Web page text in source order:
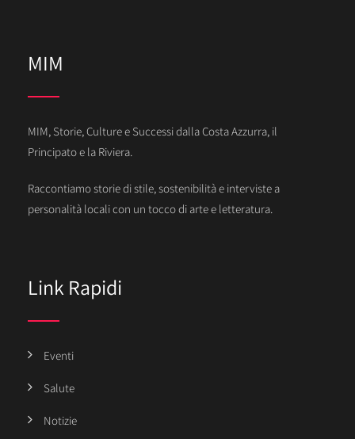
MIM
MIM, Storie, Culture e Successi dalla Costa Azzurra, il
Principato e la Riviera.
Raccontiamo storie di stile, sostenibilità e interviste a
personalità locali con un tocco di arte e letteratura.
Link Rapidi
Eventi
Salute
Notizie